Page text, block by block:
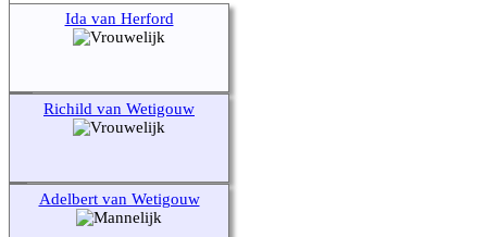
Ida van Herford
Richild van Wetigouw
Adelbert van Wetigouw